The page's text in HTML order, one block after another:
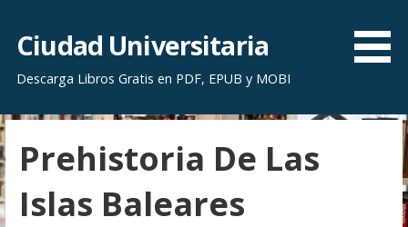
r
a
l
c
o
Ciudad Universitaria
Descarga Libros Gratis en PDF, EPUB y MOBI
Prehistoria De Las
Islas Baleares